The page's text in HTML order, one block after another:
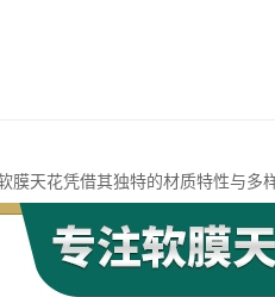
膜天花凭借其独特的材质特性与多